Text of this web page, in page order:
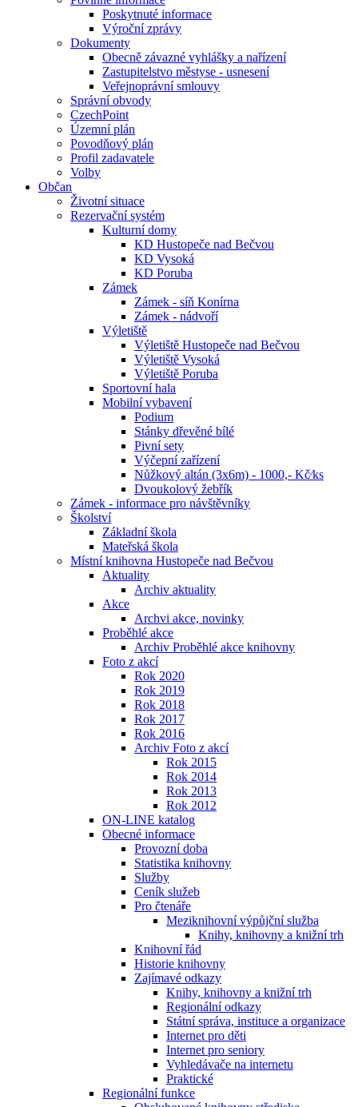
Poskytnuté informace
Výroční zprávy
Dokumenty
Obecně závazné vyhlášky a nařízení
Zastupitelstvo městyse - usnesení
Veřejnoprávní smlouvy
Správní obvody
CzechPoint
Územní plán
Povodňový plán
Profil zadavatele
Volby
Občan
Životní situace
Rezervační systém
Kulturní domy
KD Hustopeče nad Bečvou
KD Vysoká
KD Poruba
Zámek
Zámek - síň Konírna
Zámek - nádvoří
Výletiště
Výletiště Hustopeče nad Bečvou
Výletiště Vysoká
Výletiště Poruba
Sportovní hala
Mobilní vybavení
Podium
Stánky dřevěné bílé
Pivní sety
Výčepní zařízení
Nůžkový altán (3x6m) - 1000,- Kč⁄ks
Dvoukolový žebřík
Zámek - informace pro návštěvníky
Školství
Základní škola
Mateřská škola
Místní knihovna Hustopeče nad Bečvou
Aktuality
Archiv aktuality
Akce
Archvi akce, novinky
Proběhlé akce
Archiv Proběhlé akce knihovny
Foto z akcí
Rok 2020
Rok 2019
Rok 2018
Rok 2017
Rok 2016
Archiv Foto z akcí
Rok 2015
Rok 2014
Rok 2013
Rok 2012
ON-LINE katalog
Obecné informace
Provozní doba
Statistika knihovny
Služby
Ceník služeb
Pro čtenáře
Meziknihovní výpůjční služba
Knihy, knihovny a knižní trh
Knihovní řád
Historie knihovny
Zajímavé odkazy
Knihy, knihovny a knižní trh
Regionální odkazy
Státní správa, instituce a organizace
Internet pro děti
Internet pro seniory
Vyhledávače na internetu
Praktické
Regionální funkce